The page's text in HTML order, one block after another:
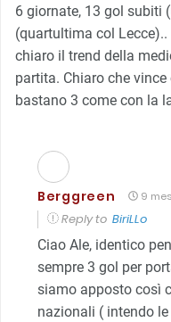
6 giornate, 13 gol subiti
(quartultima col
chiaro il trend della
partita. Chiaro che
bastano 3 come con la
Berggreen 9
Reply to BiriLLo
Ciao Ale, identico
sempre 3 gol per
siamo apposto così
nazionali ( intendo